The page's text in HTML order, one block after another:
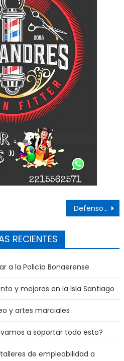
entradas Defensores quiere cerrar el torneo invicto
RECIENTES
a la Policía Bonaerense
y mejoras en la Isla Santiago
y artes marciales
vamos a soportar todo esto?
de empleabilidad a